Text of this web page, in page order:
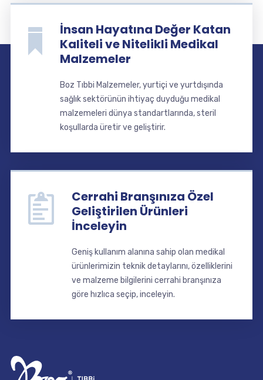
İnsan Hayatına Değer Katan
Kaliteli ve Nitelikli Medikal
Malzemeler
Boz Tıbbi Malzemeler, yurtiçi ve yurtdışında
sağlık sektörünün ihtiyaç duyduğu medikal
malzemeleri dünya standartlarında, steril
koşullarda üretir ve geliştirir.
Cerrahi Branşınıza Özel
Geliştirilen Ürünleri
İnceleyin
Geniş kullanım alanına sahip olan medikal
ürünlerimizin teknik detaylarını, özelliklerini
ve malzeme bilgilerini cerrahi branşınıza
göre hızlıca seçip, inceleyin.